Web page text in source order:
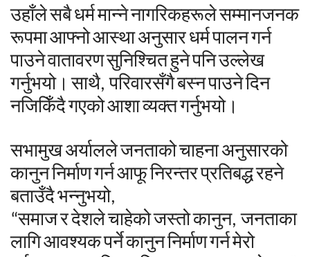
उहाँलेसबैधर्ममान्नेनागरिकहरूलेसम्मानजनक
रूपमाआफ्नोआस्थाअनुसारधर्मपालनगर्न
पाउनेवातावरणसुनिश्चितहुनेपनिउल्लेख
गर्नुभयो। साथै,परिवारसँगैबस्नपाउनेदिन
नजिकिँदैगएकोआशाव्यक्तगर्नुभयो।
सभामुखअर्याललेजनताकोचाहनाअनुसारको
कानुननिर्माणगर्नआफूनिरन्तरप्रतिबद्धरहने
बताउँदैभन्नुभयो,
“समाजरदेशलेचाहेकोजस्तोकानुन,जनताका
लागिआवश्यकपर्नेकानुननिर्माणगर्नमेरो